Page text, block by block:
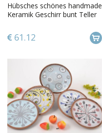
Hübsches schönes handmade
Keramik Geschirr bunt Teller
61.12